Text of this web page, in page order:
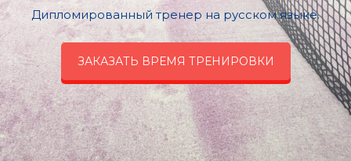
Дипломированный тренер на русском языке.
ЗАКАЗАТЬ ВРЕМЯ ТРЕНИРОВКИ